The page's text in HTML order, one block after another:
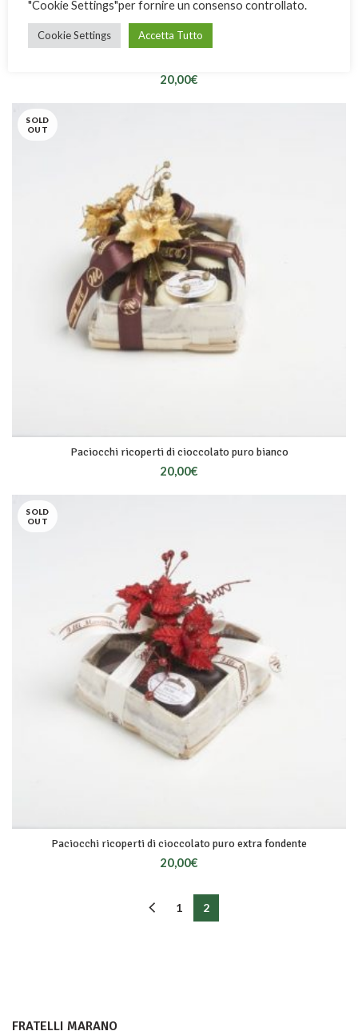
20,00€
SOLD
OUT
Paciocchi ricoperti di cioccolato puro bianco
20,00€
SOLD
OUT
Paciocchi ricoperti di cioccolato puro extra fondente
20,00€
1 2
FRATELLI MARANO
"Cookie Settings"per fornire un consenso controllato.
Cookie Settings Accetta Tutto